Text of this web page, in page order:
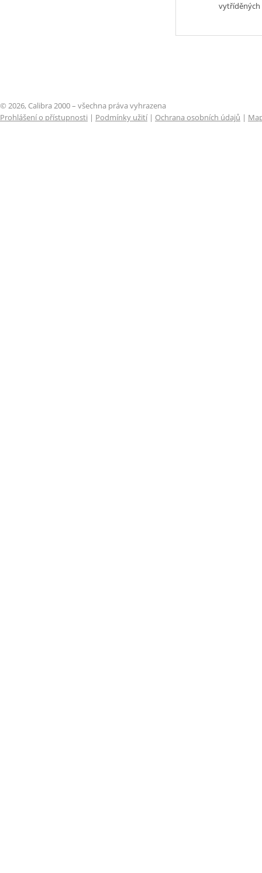
© 2026, Calibra 2000 – všechna práva vyhrazena
Prohlášení o přístupnosti | Podmínky užití| Ochrana osobních údajů |